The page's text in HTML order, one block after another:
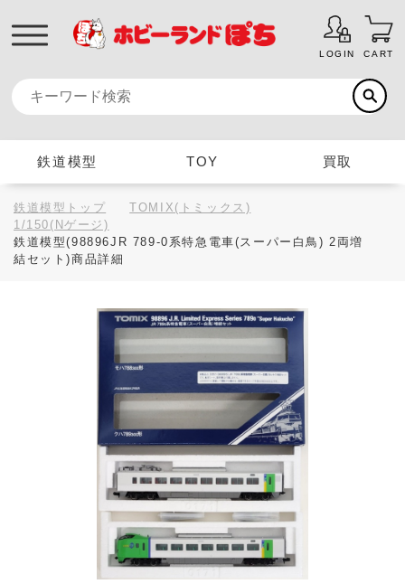
LOGIN CART
鉄道模型 TOY 買取
鉄道模型トップ
TOMIX(トミックス)
1/150(Nゲージ)
鉄道模型(98896JR 789-0系特急電車(スーパー白鳥) 2両増
結セット)商品詳細